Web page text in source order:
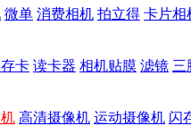
微单 消费相机 拍立得 卡片相
卡 读卡器 相机贴膜 滤镜 三
高清摄像机 运动摄像机 闪